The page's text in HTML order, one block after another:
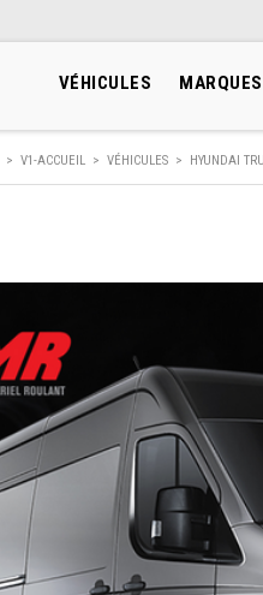
VÉHICULES MARQUES
> V1-ACCUEIL > VÉHICULES > HYUNDAI